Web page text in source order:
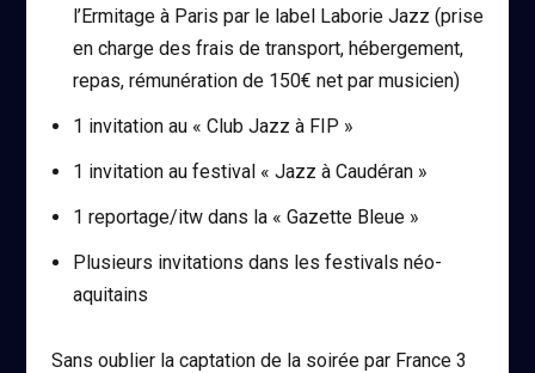
l’Ermitage à Paris par le label Laborie Jazz (prise
en charge des frais de transport, hébergement,
repas, rémunération de 150€ net par musicien)
1 invitation au « Club Jazz à FIP »
1 invitation au festival « Jazz à Caudéran »
1 reportage/itw dans la « Gazette Bleue »
Plusieurs invitations dans les festivals néo-
aquitains
Sans oublier la captation de la soirée par France 3